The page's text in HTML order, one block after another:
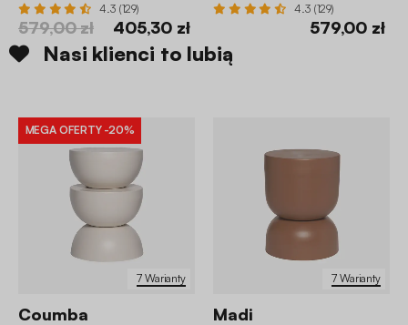
4.3 (129)
579,00 zł 405,30 zł
4.3 (129)
579,00 zł
Nasi klienci to lubią
7 Warianty
MEGA OFERTY -20%
Coumba
7 Warianty
Madi